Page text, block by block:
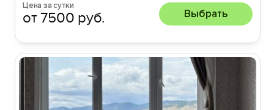
Цена за сутки
от 7500 руб. Выбрать